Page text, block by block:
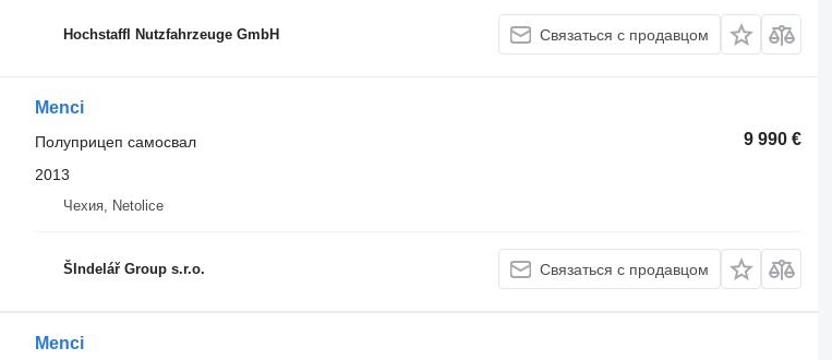
Hochstaffl Nutzfahrzeuge GmbH Связаться с продавцом
Menci
9 990 €
Полуприцеп самосвал
2013
Чехия, Netolice
ŠIndelář Group s.r.o. Связаться с продавцом
Menci